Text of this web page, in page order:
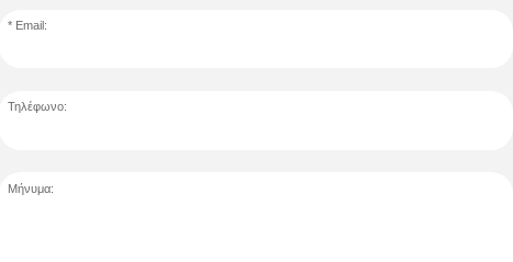
Email:
Τηλέφωνο:
Μήνυμα: